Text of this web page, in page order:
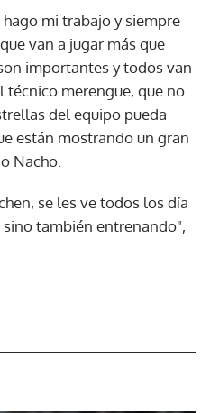
mi trabajo y siempre
van a jugar más que
importantes y todos van
merengue, que no
del equipo pueda
están mostrando un gran
Nacho.
se les ve todos los día
también entrenando",